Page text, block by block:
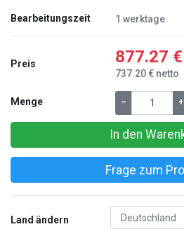
Bearbeitungszeit 1 werktage
Preis 877.27 €
737.20 € netto
Menge – +
In den
Frage zum
Land ändern